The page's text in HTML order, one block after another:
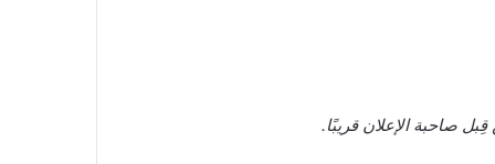
صاحبة الإعلان قريبًا.